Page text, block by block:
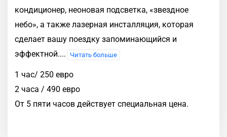
кондиционер, неоновая подсветка, «звездное
небо», а также лазерная инсталляция, которая
сделает вашу поездку запоминающийся и
эффектной.... Читать больше
1 час/ 250 евро
2 часа / 490 евро
От 5 пяти часов действует специальная цена.